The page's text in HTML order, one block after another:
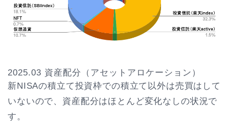
2025.03 資産配分（アセットアロケーション）
新NISAの積立て投資枠での積立て以外は売買はして
いないので、資産配分はほとんど変化なしの状況で
す。